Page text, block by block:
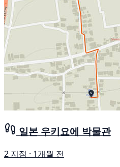
일본 우키요에 박물관
2 지점 · 1개월 전